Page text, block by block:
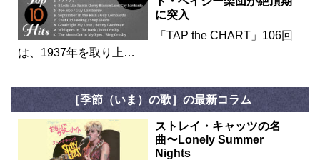
に突入
「TAP the CHART」106回
は、1937年を取り上…
［季節（いま）の歌］の最新コラム
ストレイ・キャッツの名
曲〜Lonely Summer
Nights